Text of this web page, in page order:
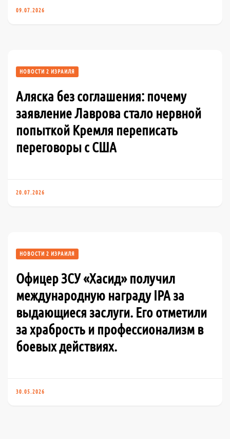
09.07.2026
НОВОСТИ 2 ИЗРАИЛЯ
Аляска без соглашения: почему
заявление Лаврова стало нервной
попыткой Кремля переписать
переговоры с США
20.07.2026
НОВОСТИ 2 ИЗРАИЛЯ
Офицер ЗСУ «Хасид» получил
международную награду IPA за
выдающиеся заслуги. Его отметили
за храбрость и профессионализм в
боевых действиях.
30.05.2026